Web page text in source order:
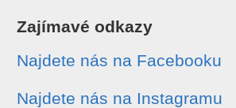
Zajímavé odkazy
Najdete nás na Facebooku
Najdete nás na Instagramu